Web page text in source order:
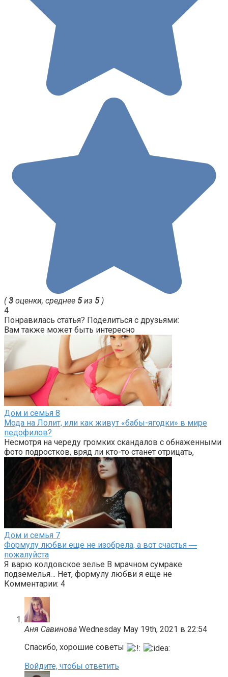
(3 оценки, среднее 5из 5)
4
Понравилась статья? Поделиться с друзьями:
Вам также может быть интересно
Дом и семья 8
Мода на Лолит, или как живут «бабы-ягодки» в мире
педофилов?
Несмотря на череду громких скандалов с обнаженными
фото подростков, вряд ли кто-то станет отрицать,
Дом и семья 7
Формулу любви еще не изобрела, а вот счастья ―
пожалуйста
Я варю колдовское зелье В мрачном сумраке
подземелья… Нет, формулу любви я еще не
Комментарии: 4
Аня Савинова Wednesday May 19th, 2021 в 22:54
Спасибо, хорошие советы
Войдите, чтобы ответить